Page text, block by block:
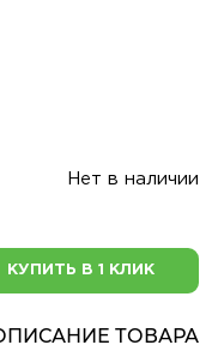
Нет в наличии
КУПИТЬ В 1 КЛИК
ТОВАРА